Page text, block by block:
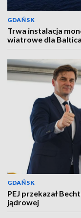
GDAŃSK
Trwa instalacja
wiatrowe dla
GDAŃSK
PEJ przekazał
jądrowej